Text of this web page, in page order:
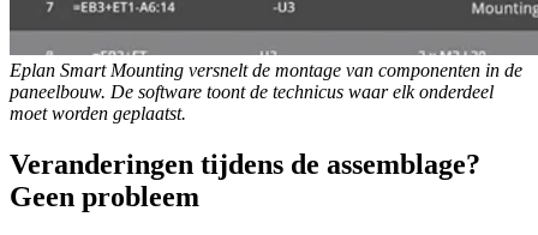
Eplan Smart Mounting versnelt de montage van componenten in de
paneelbouw. De software toont de technicus waar elk onderdeel
moet worden geplaatst.
Veranderingen tijdens de assemblage?
Geen probleem